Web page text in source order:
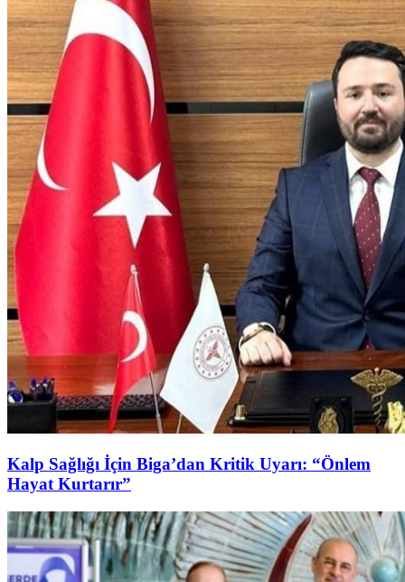
Kalp Sağlığı İçin Biga’dan Kritik Uyarı: “Önlem
Hayat Kurtarır”